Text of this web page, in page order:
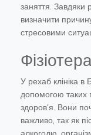
заняття. Завдяки
визначити
стресовими
У рехаб клініка в
допомогою таких
здоров’я. Вони
важливо, так як